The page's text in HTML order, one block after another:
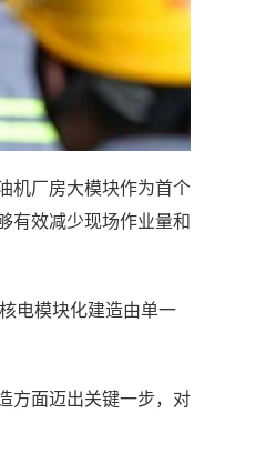
机厂房大模块作为首个
有效减少现场作业量和
电模块化建造由单一
方面迈出关键一步，对